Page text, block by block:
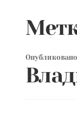
Опубликовано